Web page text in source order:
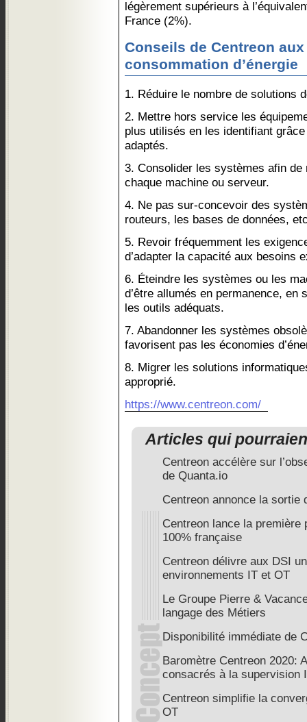
légèrement supérieurs à
France (2%).
Conseils de Centreon
consommation d’énergie
1. Réduire le nombre de solutions
2. Mettre hors service les
plus utilisés en les identifiant
adaptés.
3. Consolider les systèmes afin de
chaque machine ou serveur.
4. Ne pas sur-concevoir des
routeurs, les bases de données,
5. Revoir fréquemment les
d’adapter la capacité aux besoins
6. Éteindre les systèmes ou les
d’être allumés en permanence,
les outils adéquats.
7. Abandonner les systèmes
favorisent pas les économies
8. Migrer les solutions
approprié.
https://www.centreon.com/
Articles qui
Centreon accélère sur
de Quanta.io
Centreon annonce la sortie
Centreon lance la première
100% française
Centreon délivre aux DSI
environnements IT et OT
Le Groupe Pierre &
langage des Métiers
Disponibilité immédiate de
Baromètre Centreon 2020:
consacrés à la supervision
Centreon simplifie la
OT